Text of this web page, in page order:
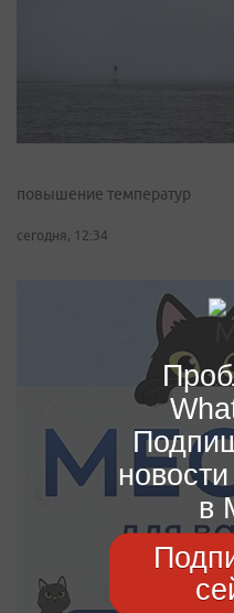
повышение температур
сегодня, 12:34
в